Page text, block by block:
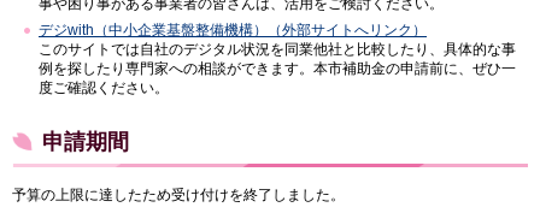
デジwith（中小企業基盤整備機構）（外部サイトへリンク）
このサイトでは自社のデジタル状況を同業他社と比較したり、具体的な事
例を探したり専門家への相談ができます。本市補助金の申請前に、ぜひ一
度ご確認ください。
申請期間
予算の上限に達したため受け付けを終了しました。